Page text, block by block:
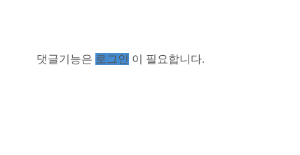
댓글기능은 로그인 이 필요합니다.